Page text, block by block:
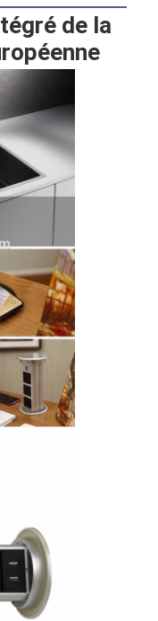
de la